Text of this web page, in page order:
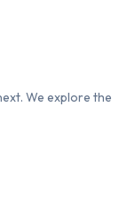
We explore the